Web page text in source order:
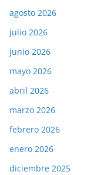
agosto 2026
julio 2026
junio 2026
mayo 2026
abril 2026
marzo 2026
febrero 2026
enero 2026
diciembre 2025